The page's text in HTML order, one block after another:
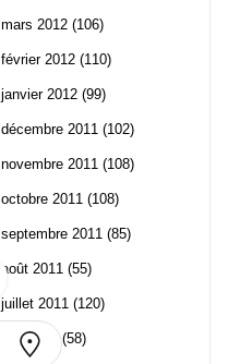
mars 2012 (106)
février 2012 (110)
janvier 2012 (99)
décembre 2011 (102)
novembre 2011 (108)
octobre 2011 (108)
septembre 2011 (85)
août 2011 (55)
juillet 2011 (120)
juin 2011 (58)